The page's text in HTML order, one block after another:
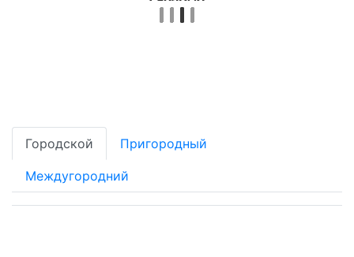
Городской Пригородный
Междугородний